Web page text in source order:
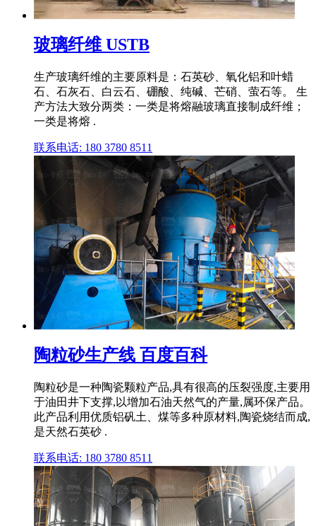
玻璃纤维 USTB
生产玻璃纤维的主要原料是：石英砂、氧化铝和叶蜡
石、石灰石、白云石、硼酸、纯碱、芒硝、萤石等。 生
产方法大致分两类：一类是将熔融玻璃直接制成纤维；
一类是将熔 .
联系电话: 180 3780 8511
陶粒砂生产线 百度百科
陶粒砂是一种陶瓷颗粒产品,具有很高的压裂强度,主要用
于油田井下支撑,以增加石油天然气的产量,属环保产品。
此产品利用优质铝矾土、煤等多种原材料,陶瓷烧结而成,
是天然石英砂 .
联系电话: 180 3780 8511